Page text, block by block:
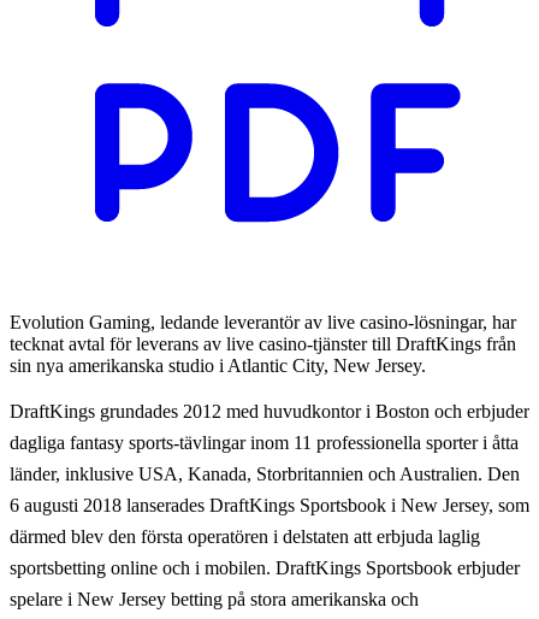
Evolution Gaming, ledande leverantör av live casino-lösningar, har
tecknat avtal för leverans av live casino-tjänster till DraftKings från
sin nya amerikanska studio i Atlantic City, New Jersey.
DraftKings grundades 2012 med huvudkontor i Boston och erbjuder
dagliga fantasy sports-tävlingar inom 11 professionella sporter i åtta
länder, inklusive USA, Kanada, Storbritannien och Australien. Den
6 augusti 2018 lanserades DraftKings Sportsbook i New Jersey, som
därmed blev den första operatören i delstaten att erbjuda laglig
sportsbetting online och i mobilen. DraftKings Sportsbook erbjuder
spelare i New Jersey betting på stora amerikanska och